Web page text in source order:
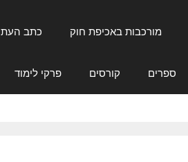
מורכבות באכיפת חוק כתב
ספרים קורסים פרקי לימוד